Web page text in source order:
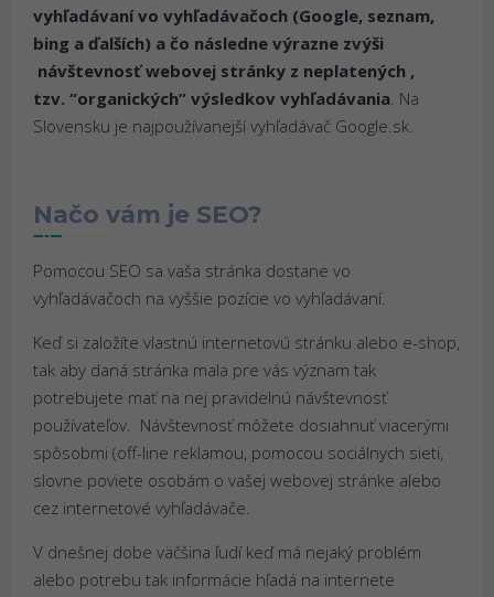
vyhľadávaní vo vyhľadávačoch (Google, seznam,
bing a ďalších) a čo následne výrazne zvýši
návštevnosť webovej stránky z neplatených ,
tzv. “organických” výsledkov vyhľadávania . Na
Slovensku je najpoužívanejší vyhľadávač Google.sk.
Načo vám je SEO?
Pomocou SEO sa vaša stránka dostane vo
vyhľadávačoch na vyššie pozície vo vyhľadávaní.
Keď si založíte vlastnú internetovú stránku alebo e-shop,
tak aby daná stránka mala pre vás význam tak
potrebujete mať na nej pravidelnú návštevnosť
používateľov. Návštevnosť môžete dosiahnuť viacerými
spôsobmi (off-line reklamou, pomocou sociálnych sieti,
slovne poviete osobám o vašej webovej stránke alebo
cez internetové vyhľadávače.
V dnešnej dobe väčšina ľudí keď má nejaký problém
alebo potrebu tak informácie hľadá na internete